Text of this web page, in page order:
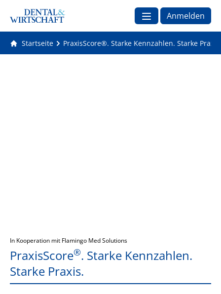
Anmelden
Startseite PraxisScore®. Starke Kennzahlen. Starke Praxis.
In Kooperation mit Flamingo Med Solutions
PraxisScore®. Starke Kennzahlen.
Starke Praxis.